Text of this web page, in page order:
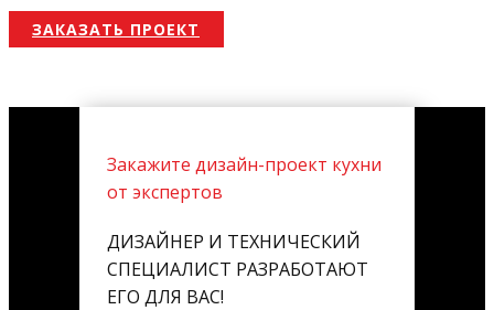
ЗАКАЗАТЬ ПРОЕКТ
Закажите дизайн-проект кухни
от экспертов
ДИЗАЙНЕР И ТЕХНИЧЕСКИЙ
СПЕЦИАЛИСТ РАЗРАБОТАЮТ
ЕГО ДЛЯ ВАС!